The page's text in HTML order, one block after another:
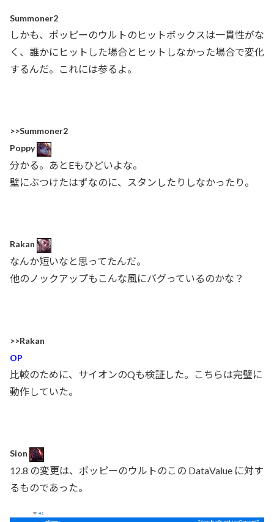
Summoner2
しかも、ポッピーのウルトのヒットボックスは一貫性がな
く、誰かにヒットした場合とヒットしなかった場合で変化
するんだ。これには参るよ。
>>Summoner2
Poppy
分かる。あとEもひどいよな。
壁にぶつけたはずなのに、スタンしたりしなかったり。
Rakan
なんか短いなと思ってたんだ。
他のノックアップもこんな風にバグっているのかな？
>>Rakan
OP
比較のために、サイオンのQも検証した。こちらは完璧に
動作していた。
Sion
12.8 の変更は、ポッピーのウルトのこの DataValue に対す
るものであった。